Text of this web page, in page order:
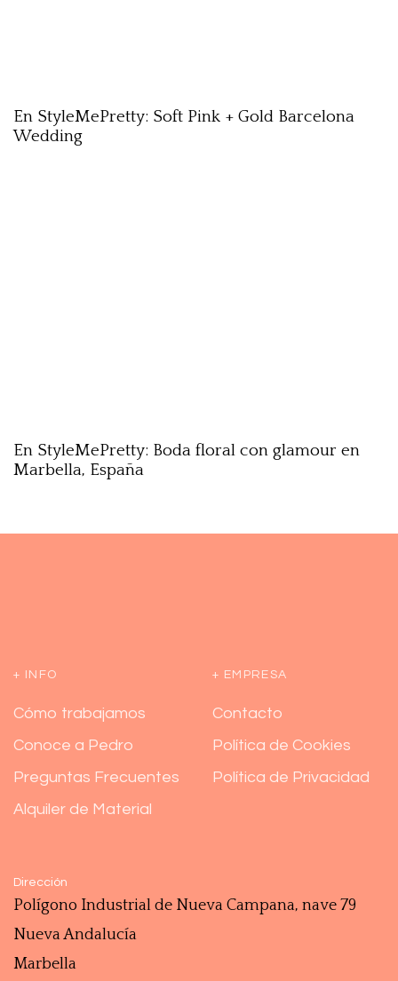
En StyleMePretty: Soft Pink + Gold Barcelona
Wedding
En StyleMePretty: Boda floral con glamour en
Marbella, España
+ INFO
Cómo trabajamos
Conoce a Pedro
Preguntas Frecuentes
Alquiler de Material
+ EMPRESA
Contacto
Política de Cookies
Política de Privacidad
Dirección
Polígono ‎Industrial de Nueva Campana, nave 79
Nueva Andalucía
Marbella